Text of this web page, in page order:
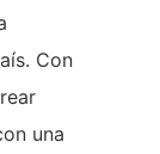
Con
una